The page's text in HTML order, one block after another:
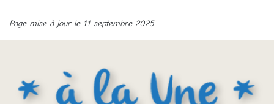
Page mise à jour le 11 septembre 2025